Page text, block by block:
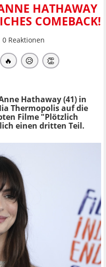
HATHAWAY
COMEBACK!
0 Reaktionen
🔥 😥 👏
Hathaway (41) in
Thermopolis auf die
Filme "Plötzlich
einen dritten Teil.